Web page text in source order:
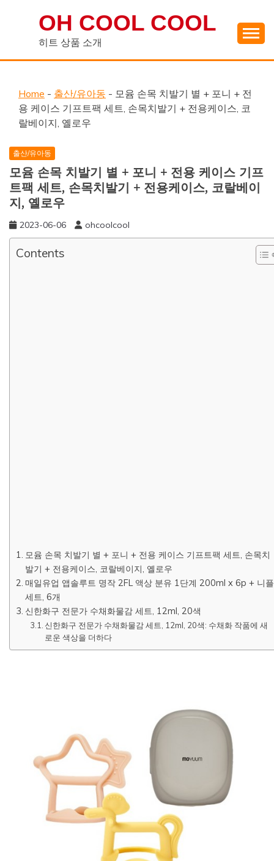
OH COOL COOL
히트 상품 소개
Home - 출산/유아동 - 모윰 손목 치발기 별 + 포니 + 전
용 케이스 기프트팩 세트, 손목치발기 + 전용케이스, 코
랄베이지, 옐로우
출산/유아동
모윰 손목 치발기 별 + 포니 + 전용 케이스 기프
트팩 세트, 손목치발기 + 전용케이스, 코랄베이
지, 옐로우
2023-06-06 ohcoolcool
Contents
모윰 손목 치발기 별 + 포니 + 전용 케이스 기프트팩 세트, 손목치
발기 + 전용케이스, 코랄베이지, 옐로우
매일유업 앱솔루트 명작 2FL 액상 분유 1단계 200ml x 6p + 니플
세트, 6개
신한화구 전문가 수채화물감 세트, 12ml, 20색
신한화구 전문가 수채화물감 세트, 12ml, 20색: 수채화 작품에 새
로운 색상을 더하다